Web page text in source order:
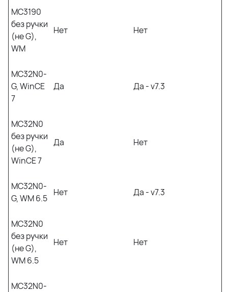
MC3190
без ручки
(не G),
WM
Нет Нет
MC32N0-
G, WinCE
7
Да Да - v7.3
MC32N0
без ручки
(не G),
WinCE 7
Да Нет
MC32N0-
G, WM 6.5
Нет Да - v7.3
MC32N0
без ручки
(не G),
WM 6.5
Нет Нет
MC32N0-